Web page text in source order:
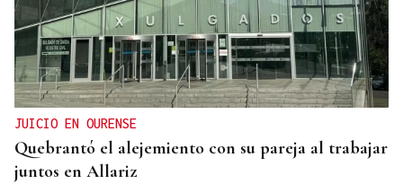
AHORRO ENERGÉTICO
La UE lanza una campaña de ahorro energético
doméstico
JUICIO EN OURENSE
Quebrantó el alejemiento con su pareja al trabajar
juntos en Allariz